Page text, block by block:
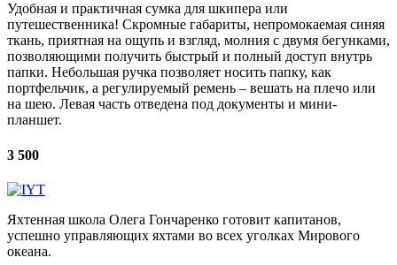
Удобная и практичная сумка для шкипера или
путешественника! Скромные габариты, непромокаемая синяя
ткань, приятная на ощупь и взгляд, молния с двумя бегунками,
позволяющими получить быстрый и полный доступ внутрь
папки. Небольшая ручка позволяет носить папку, как
портфельчик, а регулируемый ремень – вешать на плечо или
на шею. Левая часть отведена под документы и мини-
планшет.
3 500
Яхтенная школа Олега Гончаренко готовит капитанов,
успешно управляющих яхтами во всех уголках Мирового
океана.